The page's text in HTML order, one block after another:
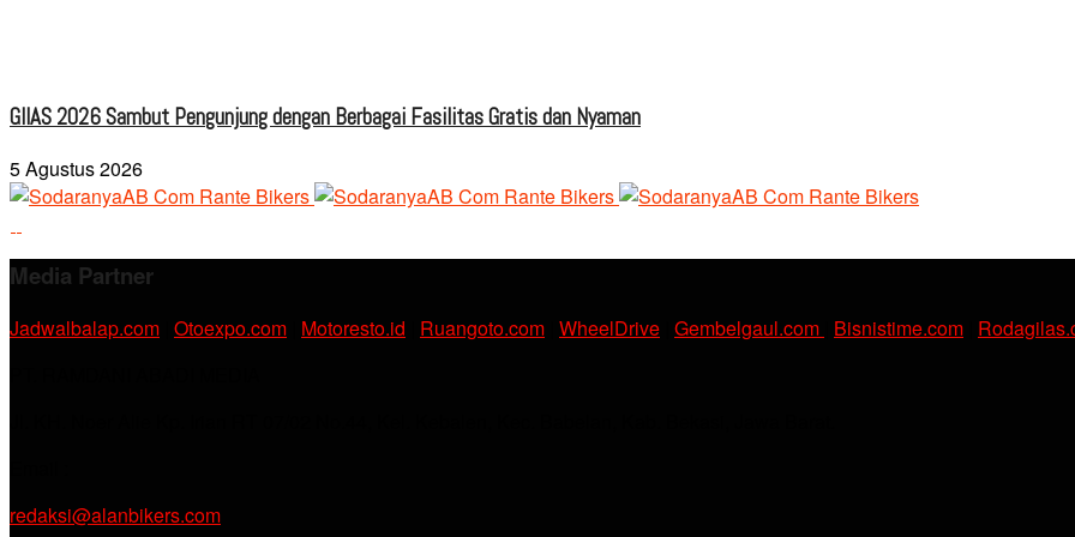
GIIAS 2026 Sambut Pengunjung dengan Berbagai Fasilitas Gratis dan Nyaman
5 Agustus 2026
Media Partner
Jadwalbalap.com Otoexpo.com Motoresto.id Ruangoto.com WheelDrive Gembelgaul.com Bisnistime.com
redaksi@alanbikers.com